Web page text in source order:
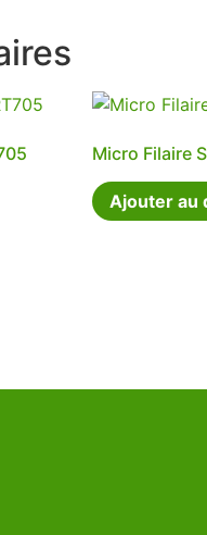
Micro Filaire
Ajouter au